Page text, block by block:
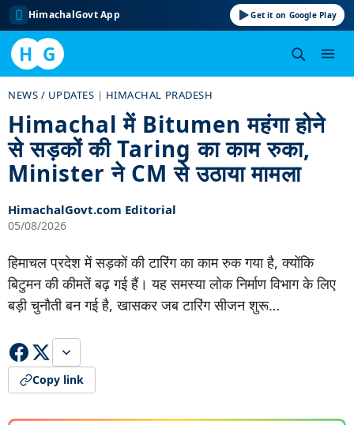
HimachalGovt App Get it on Google Play
H G
content
NEWS / UPDATES | HIMACHAL PRADESH
Himachal में Bitumen महंगा होने
से सड़कों की Taring का काम रुका,
Minister ने CM से उठाया मामला
HimachalGovt.com Editorial
05/08/2026
हिमाचल प्रदेश में सड़कों की टारिंग का काम रुक गया है, क्योंकि
बिटुमन की कीमतें बढ़ गई हैं। यह समस्या लोक निर्माण विभाग के लिए
बड़ी चुनौती बन गई है, खासकर जब टारिंग सीजन शुरू…
Copy link